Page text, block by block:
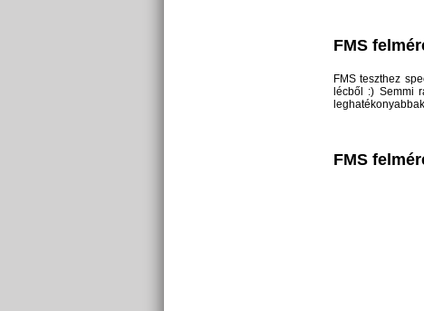
FMS
FMS teszthez
lécből :) Semmi
FMS